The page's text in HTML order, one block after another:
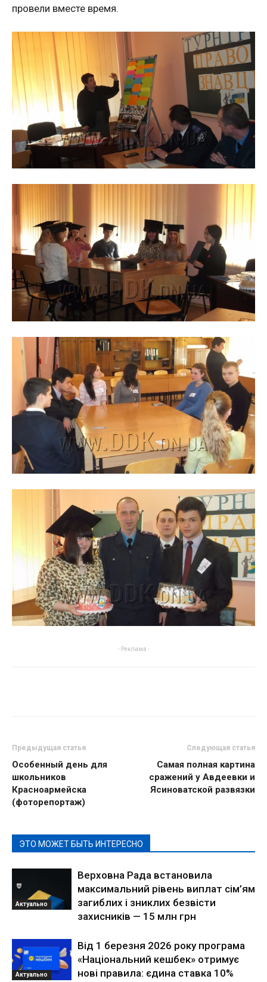
провели вместе время.
- Реклама -
Предыдущая статья
Особенный день для
школьников
Красноармейска
(фоторепортаж)
Следующая статья
Самая полная картина
сражений у Авдеевки и
Ясиноватской развязки
ЭТО МОЖЕТ БЫТЬ ИНТЕРЕСНО
Актуально
Верховна Рада встановила
максимальний рівень виплат сім’ям
загиблих і зниклих безвісти
захисників — 15 млн грн
Актуально
Від 1 березня 2026 року програма
«Національний кешбек» отримує
нові правила: єдина ставка 10%